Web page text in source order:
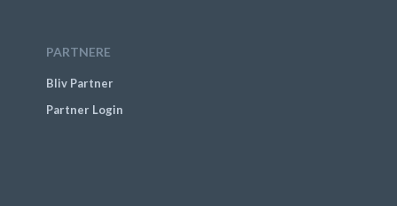
PARTNERE
Bliv Partner
Partner Login